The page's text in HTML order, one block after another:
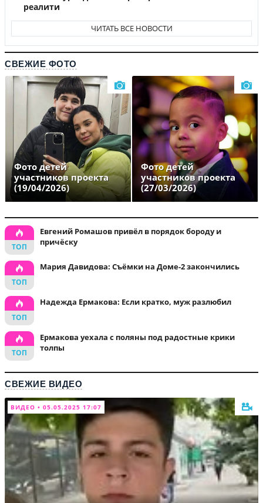
реалити
ЧИТАТЬ ВСЕ НОВОСТИ
СВЕЖИЕ ФОТО
Фото детей
участников проекта
(19/04/2026)
Фото детей
участников проекта
(27/03/2026)
Евгений Ромашов привёл в порядок бороду и
причёску
Мария Давидова: Съёмки на Доме-2 закончились
Надежда Ермакова: Если кратко, муж разлюбил
Ермакова уехала с поляны под радостные крики
толпы
СВЕЖИЕ ВИДЕО
ВИДЕО • 05.05.2025 17:07